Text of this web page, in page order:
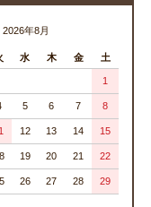
2026年8月
水 木 金 土
1
5 6 7 8
12 13 14 15
19 20 21 22
26 27 28 29